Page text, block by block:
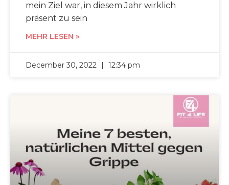
mein Ziel war, in diesem Jahr wirklich
präsent zu sein
MEHR LESEN »
December 30, 2022 12:34 pm